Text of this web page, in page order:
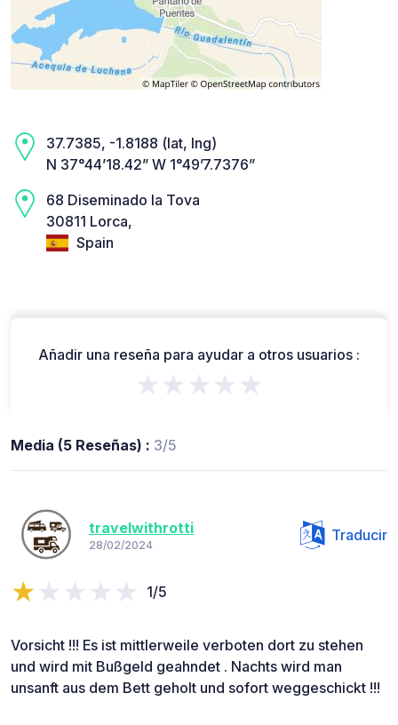
37.7385, -1.8188 (lat, lng)
N 37°44’18.42” W 1°49’7.7376”
68 Diseminado la Tova
30811 Lorca,
Spain
Añadir una reseña para ayudar a otros usuarios :
★★★★★
Media (5 Reseñas) : 3/5
travelwithrotti
28/02/2024
Traducir
1/5
Vorsicht !!! Es ist mittlerweile verboten dort zu stehen
und wird mit Bußgeld geahndet . Nachts wird man
unsanft aus dem Bett geholt und sofort weggeschickt !!!